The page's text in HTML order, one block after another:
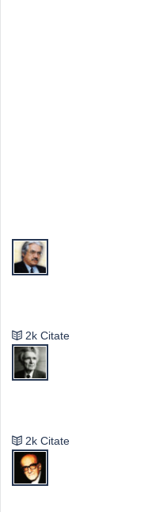
2k Citate
2k Citate